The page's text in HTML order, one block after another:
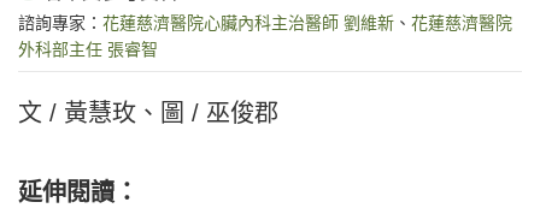
諮詢專家： 花蓮慈濟醫院心臟內科主治醫師 劉維新 、 花蓮慈濟醫院
外科部主任 張睿智
文 / 黃慧玫、圖 / 巫俊郡
延伸閱讀：